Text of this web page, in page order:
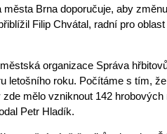
Brna doporučuje, aby
Filip Chvátal, radní pro
organizace Správa
letošního roku. Počítáme s tím,
mělo vzniknout 142 hrobových
Petr Hladík.